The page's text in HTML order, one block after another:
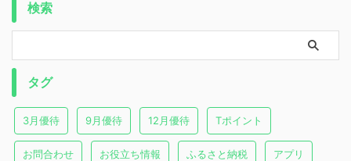
検索
タグ
3月優待 9月優待 12月優待 Tポイント
お問合わせ お役立ち情報 ふるさと納税 アプリ